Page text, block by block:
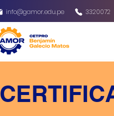
info@gamor.edu.pe 3320072